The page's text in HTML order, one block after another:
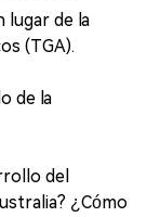
lugar de la
(TGA).
de la
del
¿Cómo